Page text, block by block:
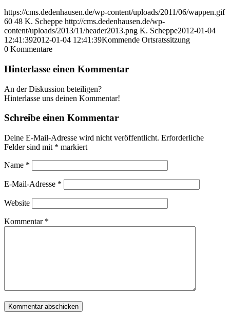
https://cms.dedenhausen.de/wp-content/uploads/2011/06/wappen.gif
60 48 K. Scheppe http://cms.dedenhausen.de/wp-
content/uploads/2013/11/header2013.png K. Scheppe2012-01-04
12:41:392012-01-04 12:41:39Kommende Ortsratssitzung
0 Kommentare
Hinterlasse einen Kommentar
An der Diskussion beteiligen?
Hinterlasse uns deinen Kommentar!
Schreibe einen Kommentar
Deine E-Mail-Adresse wird nicht veröffentlicht. Erforderliche
Felder sind mit * markiert
Name *
E-Mail-Adresse *
Website
Kommentar *